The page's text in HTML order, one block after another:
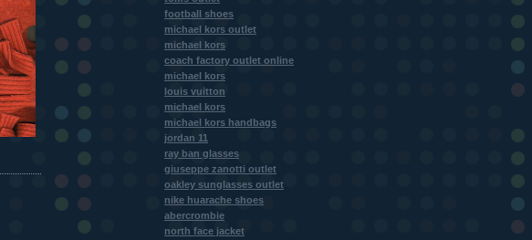
football shoes
michael kors outlet
michael kors
coach factory outlet online
michael kors
louis vuitton
michael kors
michael kors handbags
jordan 11
ray ban glasses
giuseppe zanotti outlet
oakley sunglasses outlet
nike huarache shoes
abercrombie
north face jacket